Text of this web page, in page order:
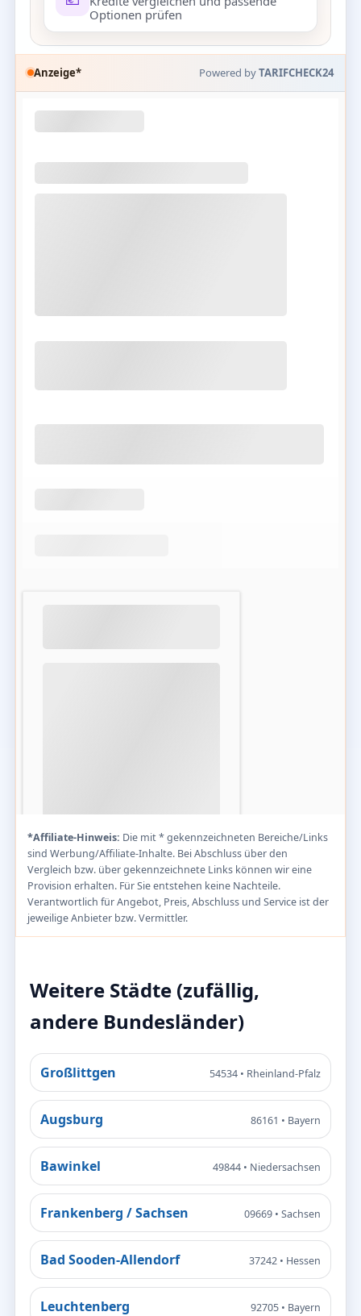
Optionen prüfen
Anzeige* Powered byTARIFCHECK24
*Affiliate-Hinweis: Die mit * gekennzeichneten Bereiche/Links
sind Werbung/Affiliate-Inhalte. Bei Abschluss über den
Vergleich bzw. über gekennzeichnete Links können wir eine
Provision erhalten. Für Sie entstehen keine Nachteile.
Verantwortlich für Angebot, Preis, Abschluss und Service ist der
jeweilige Anbieter bzw. Vermittler.
Weitere Städte (zufällig,
andere Bundesländer)
Großlittgen 54534 • Rheinland-Pfalz
Augsburg 86161 • Bayern
Bawinkel 49844 • Niedersachsen
Frankenberg / Sachsen 09669 • Sachsen
Bad Sooden-Allendorf 37242 • Hessen
Leuchtenberg 92705 • Bayern